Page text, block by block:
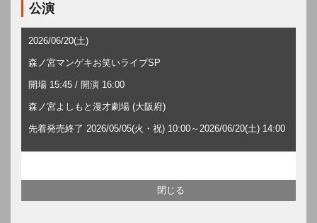
公演
2026/06/20(土)
森ノ宮マンゲキお笑いライブSP
開場 15:45 / 開演 16:00
森ノ宮よしもと漫才劇場 (大阪府)
先着発売終了 2026/05/05(火・祝) 10:00～2026/06/20(土) 14:00